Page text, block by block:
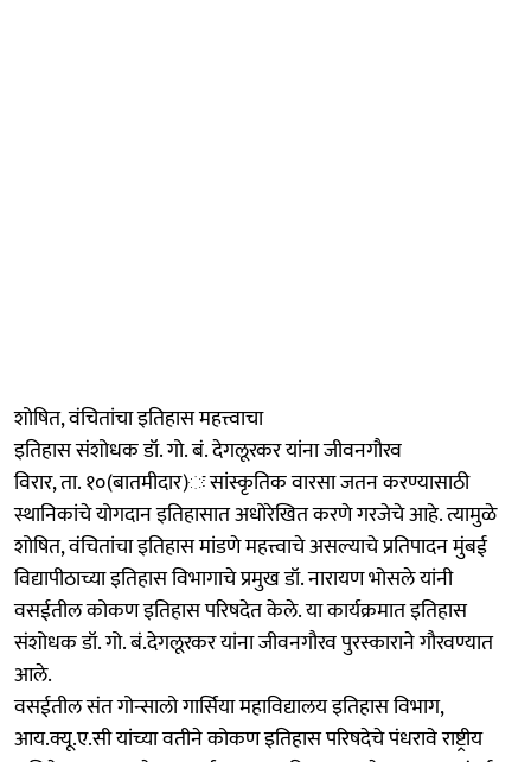
शोषित, वंचितांचा इतिहास महत्त्वाचा
इतिहास संशोधक डॉ. गो. बं. देगलूरकर यांना जीवनगौरव
विरार, ता. १०(बातमीदार)ः सांस्कृतिक वारसा जतन करण्यासाठी
स्थानिकांचे योगदान इतिहासात अधोरेखित करणे गरजेचे आहे. त्यामुळे
शोषित, वंचितांचा इतिहास मांडणे महत्त्वाचे असल्याचे प्रतिपादन मुंबई
विद्यापीठाच्या इतिहास विभागाचे प्रमुख डॉ. नारायण भोसले यांनी
वसईतील कोकण इतिहास परिषदेत केले. या कार्यक्रमात इतिहास
संशोधक डॉ. गो. बं.देगलूरकर यांना जीवनगौरव पुरस्काराने गौरवण्यात
आले.
वसईतील संत गोन्सालो गार्सिया महाविद्यालय इतिहास विभाग,
आय.क्यू.ए.सी यांच्या वतीने कोकण इतिहास परिषदेचे पंधरावे राष्ट्रीय